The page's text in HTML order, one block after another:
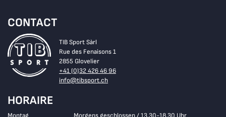
CONTACT
TIB Sport Sàrl
Rue des Fenaisons 1
2855 Glovelier
+41 (0)32 426 46 96
info@tibsport.ch
HORAIRE